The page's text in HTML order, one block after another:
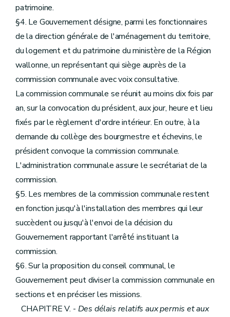
patrimoine.
§4. Le Gouvernement désigne, parmi les fonctionnaires
de la direction générale de l'aménagement du territoire,
du logement et du patrimoine du ministère de la Région
wallonne, un représentant qui siège auprès de la
commission communale avec voix consultative.
La commission communale se réunit au moins dix fois par
an, sur la convocation du président, aux jour, heure et lieu
fixés par le règlement d'ordre intérieur. En outre, à la
demande du collège des bourgmestre et échevins, le
président convoque la commission communale.
L'administration communale assure le secrétariat de la
commission.
§5. Les membres de la commission communale restent
en fonction jusqu'à l'installation des membres qui leur
succèdent ou jusqu'à l'envoi de la décision du
Gouvernement rapportant l'arrêté instituant la
commission.
§6. Sur la proposition du conseil communal, le
Gouvernement peut diviser la commission communale en
sections et en préciser les missions.
CHAPITRE V. - Des délais relatifs aux permis et aux